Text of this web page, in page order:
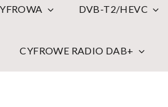
DVB-T2/HEVC
CYFROWE RADIO DAB+